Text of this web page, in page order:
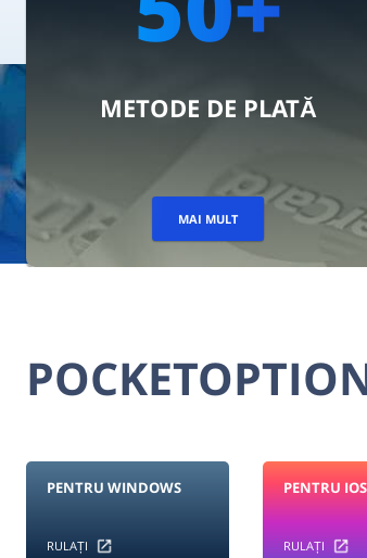
MAI
PENTRU WINDOWS
RULAȚI
PENTRU IOS
RULAȚI